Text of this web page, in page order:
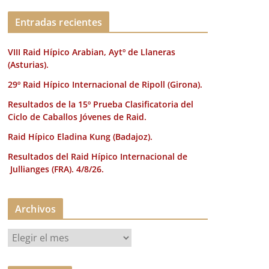
Entradas recientes
VIII Raid Hípico Arabian, Aytº de Llaneras
(Asturias).
29º Raid Hípico Internacional de Ripoll (Girona).
Resultados de la 15º Prueba Clasificatoria del
Ciclo de Caballos Jóvenes de Raid.
Raid Hípico Eladina Kung (Badajoz).
Resultados del Raid Hípico Internacional de
Jullianges (FRA). 4/8/26.
Archivos
r
c